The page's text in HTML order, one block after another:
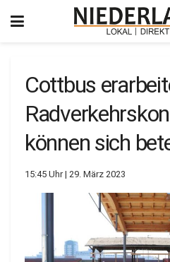
Cottbus
können sich
15:45 Uhr | 29. März 2023